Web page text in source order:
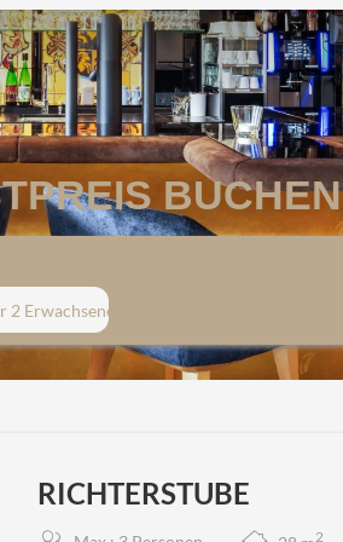
BUCHEN
2 Erwachsene
RICHTERSTUBE
2